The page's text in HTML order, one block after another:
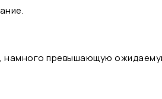
намного превышающую